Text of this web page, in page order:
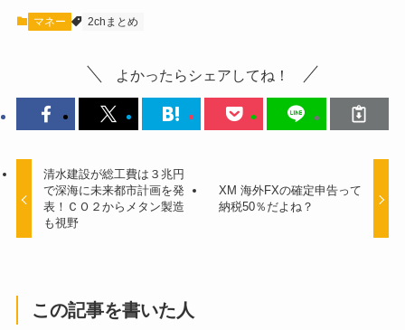
マネー 2chまとめ
よかったらシェアしてね！
清水建設が総工費は３兆円
で深海に未来都市計画を発
表！ＣＯ２からメタン製造
も視野
XM 海外FXの確定申告って
納税50％だよね？
この記事を書いた人